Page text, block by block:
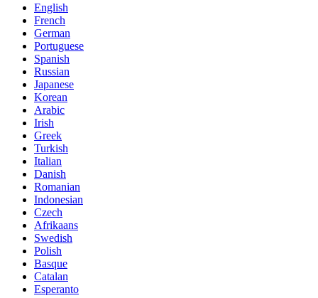
English
French
German
Portuguese
Spanish
Russian
Japanese
Korean
Arabic
Irish
Greek
Turkish
Italian
Danish
Romanian
Indonesian
Czech
Afrikaans
Swedish
Polish
Basque
Catalan
Esperanto